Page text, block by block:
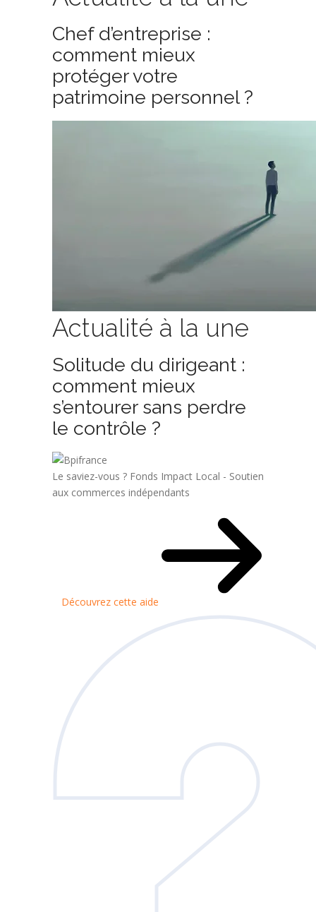
Chef d’entreprise :
comment mieux
protéger votre
patrimoine personnel ?
Actualité à la une
Solitude du dirigeant :
comment mieux
s’entourer sans perdre
le contrôle ?
Le saviez-vous ? Fonds Impact Local - Soutien
aux commerces indépendants
Découvrez cette aide